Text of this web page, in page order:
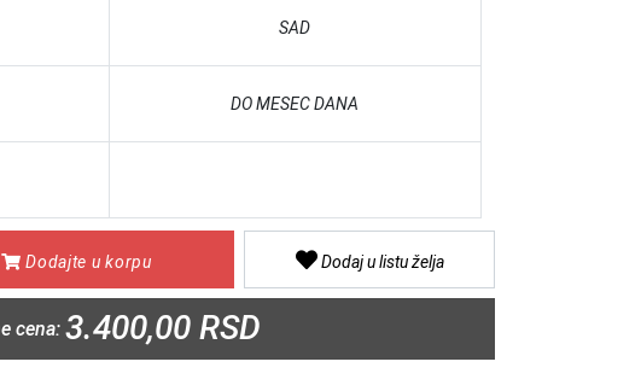
SAD
DO MESEC DANA
Dodajte u korpu Dodaj u listu želja
cena:3.400,00 RSD